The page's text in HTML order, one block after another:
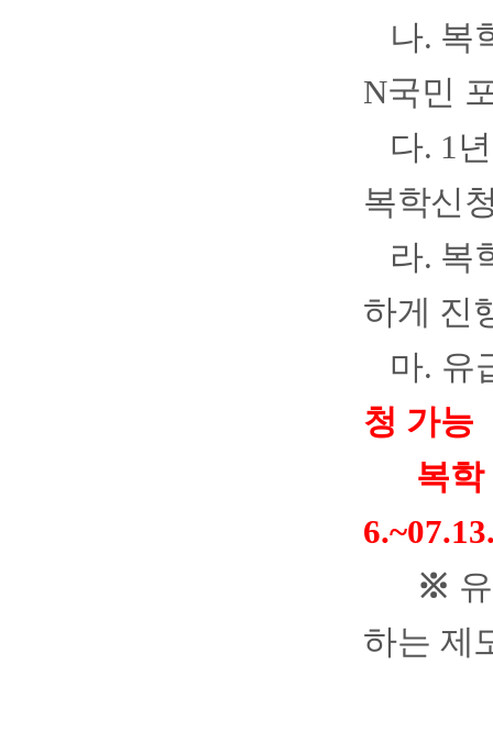
나. 복
N국민
다. 1년
복학신
라. 복
하게 진
마. 유
청 가능
복
※
하는 제